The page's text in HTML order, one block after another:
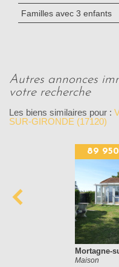
Familles avec 3 enfants
autres annonces immobilières correspondant à
votre recherche
Les biens similaires pour :
SUR-GIRONDE (17120)
89
Mortagne-
Maison